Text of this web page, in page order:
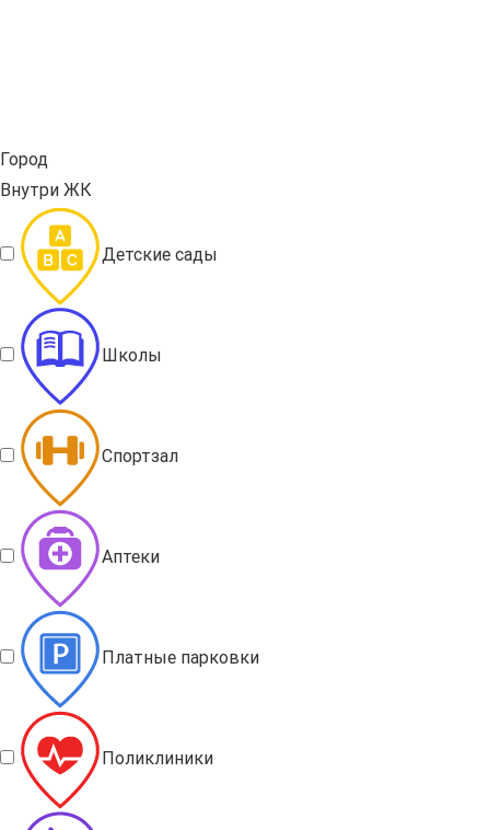
Город
Внутри ЖК
Детские сады
Школы
Спортзал
Аптеки
Платные парковки
Поликлиники